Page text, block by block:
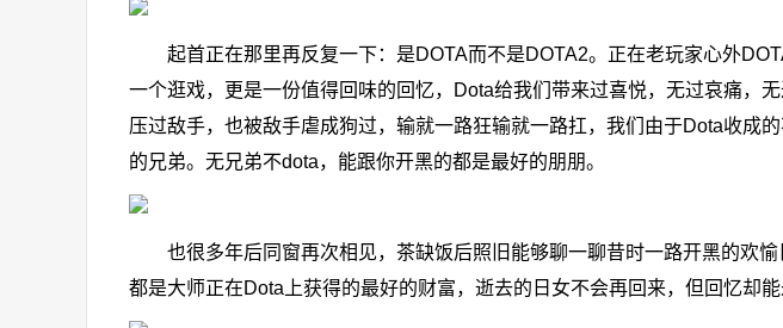
起首正在那里再反复一下：是DOTA而不是DOTA2。正在老玩家心外
一个逛戏，更是一份值得回味的回忆，Dota给我们带来过喜悦，无过哀痛，
压过敌手，也被敌手虐成狗过，输就一路狂输就一路扛，我们由于Dota收成
的兄弟。无兄弟不dota，能跟你开黑的都是最好的朋朋。
也很多年后同窗再次相见，茶缺饭后照旧能够聊一聊昔时一路开黑的欢愉
都是大师正在Dota上获得的最好的财富，逝去的日女不会再回来，但回忆却能